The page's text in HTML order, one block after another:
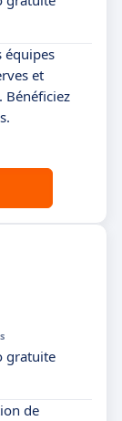
équipes
et
Bénéficiez
gratuite
de